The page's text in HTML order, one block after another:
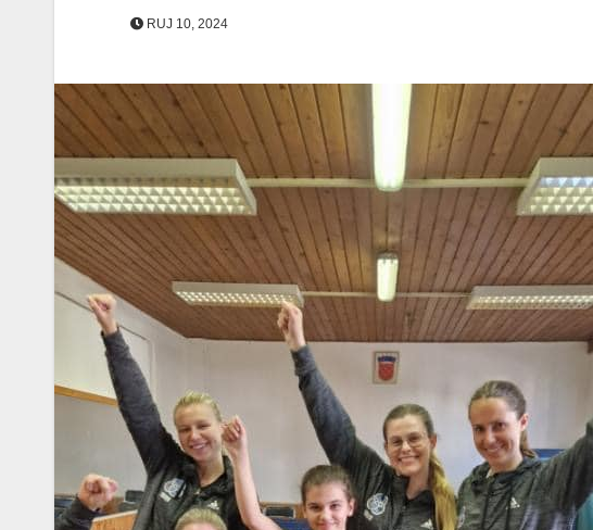
RUJ 10, 2024